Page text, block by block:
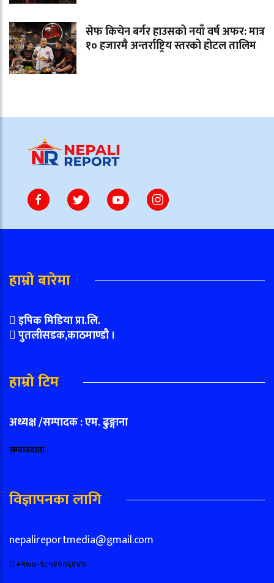
सेफ किचेन बर्गर हाउसको नयाँ वर्ष अफर: मात्र
१० हजारमै अन्तर्राष्ट्रिय स्तरको होटल तालिम
हाम्रो बारेमा
इपिक मिडिया प्रा.लि.
पुतलीसडक,काठमाण्डौ ।
हाम्रो टिम
अध्यक्ष /सम्पादक : एम. ढुङ्गाना
सम्वाददाता:
विज्ञापनका लागि
nepalireportmedia@gmail.com
+९७७-९८५१००६१४०